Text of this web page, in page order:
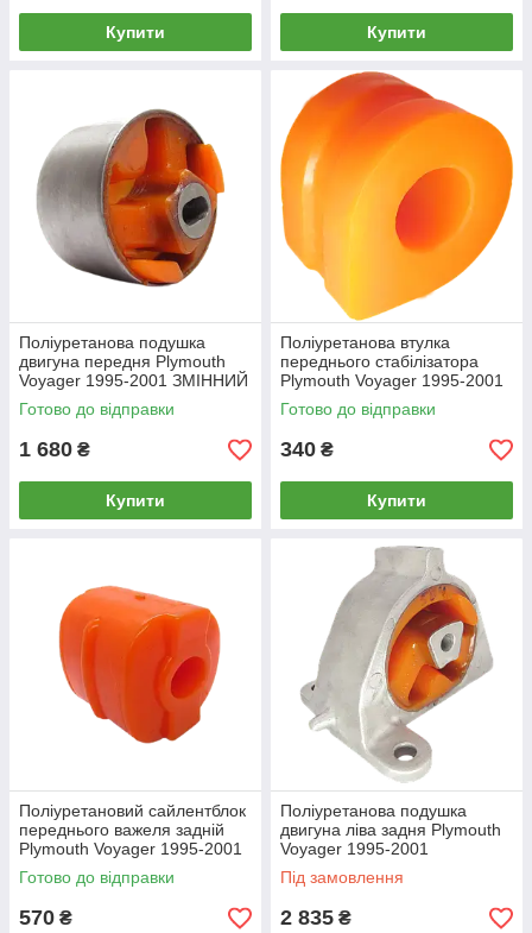
Купити Купити
Поліуретанова подушка
двигуна передня Plymouth
Voyager 1995-2001 ЗМІННИЙ
САЙЛЕНТБЛОК
Готово до відправки
1 680 ₴
Купити
Поліуретанова втулка
переднього стабілізатора
Plymouth Voyager 1995-2001
3.0L
Готово до відправки
340 ₴
Купити
Поліуретановий сайлентблок
переднього важеля задній
Plymouth Voyager 1995-2001
Готово до відправки
570 ₴
Поліуретанова подушка
двигуна ліва задня Plymouth
Voyager 1995-2001
Під замовлення
2 835 ₴